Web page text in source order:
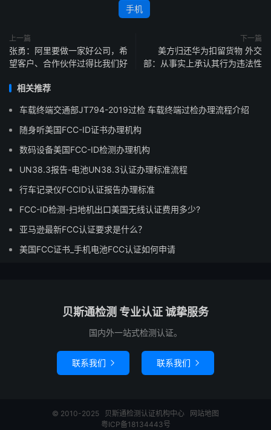
手机
上一篇
张勇：阿里要做一家好公司，希
望客户、合作伙伴过得比我们好
下一篇
美方归还华为扣留货物 外交
部：从事实上承认其行为违法性
相关推荐
车载终端交通部JT794-2019过检 车载终端过检办理流程介绍
随身听美国FCC-ID证书办理机构
数码设备美国FCC-ID检测办理机构
UN38.3报告-电池UN38.3认证办理标准流程
行车记录仪FCCID认证报告办理标准
FCC-ID检测-扫地机出口美国无线认证费用多少?
亚马逊最新FCC认证要求是什么？
美国FCC证书_手机电池FCC认证如何申请
贝斯通检测 专业认证 诚挚服务
国内外一站式检测认证。
联系我们  联系我们 
© 2010-2025 贝斯通检测认证机构中心
网站地图
粤ICP备18134443号